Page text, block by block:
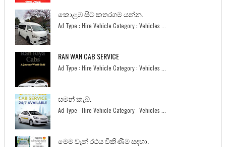
කොළඹ සිට කතරගම යන්න.
Ad Type : Hire Vehicle Category : Vehicles ...
RAN WAN CAB SERVICE
Ad Type : Hire Vehicle Category : Vehicles ...
සමන් කැබ්.
Ad Type : Hire Vehicle Category : Vehicles ...
මෙම වෑන් රථය විකිණීම සඳහා.